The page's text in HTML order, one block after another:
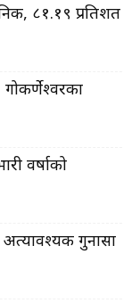
८१.१९ प्रतिशत
वर्षाको
अत्यावश्यक गुनासा